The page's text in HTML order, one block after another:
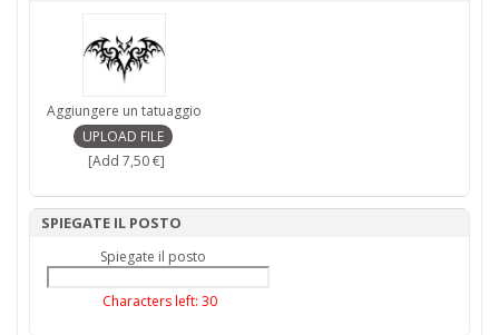
Aggiungere un tatuaggio
[Add 7,50 €]
SPIEGATE IL POSTO
Spiegate il posto
Characters left: 30